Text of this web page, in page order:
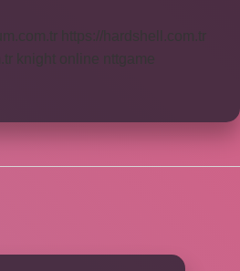
https://hardshell.com.tr
knight online
nttgame